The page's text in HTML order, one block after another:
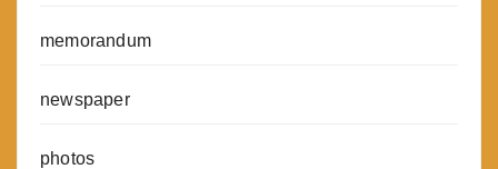
memorandum
newspaper
photos